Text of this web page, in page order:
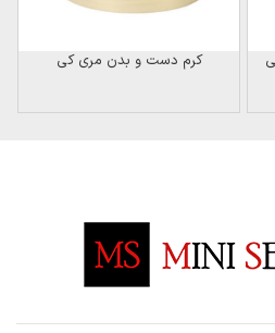
کرم دست و بدن مری کی